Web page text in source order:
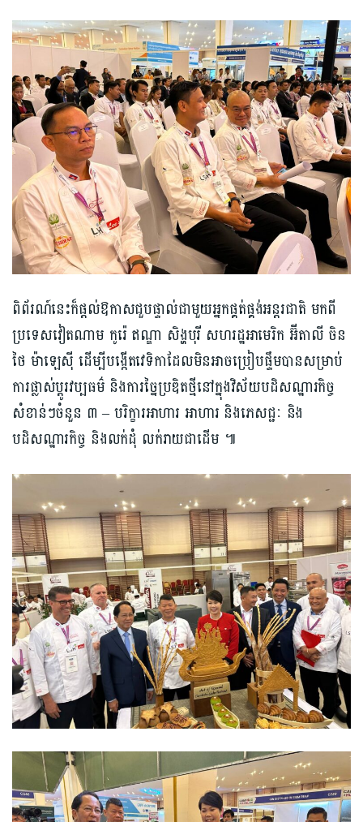
ពិព័រណ៍នេះក៏ផ្តល់ឱកាសជួបផ្ទាល់ជាមួយអ្នកផ្គត់ផ្គង់អន្តរជាតិ មកពី
ប្រទេសវៀតណាម កូរ៉េ ឥណ្ឌា សិង្ហបុរី សហរដ្ឋអាមេរិក អ៊ីតាលី ចិន
ថៃ ម៉ាឡេស៊ី ដើម្បីបង្កើតវេទិកាដែលមិនអាចប្រៀបផ្ទឹមបានសម្រាប់
ការផ្លាស់ប្តូរវប្បធម៌ និងការច្នៃប្រឌិតថ្មីនៅក្នុងវិស័យបដិសណ្ឋារកិច្ច
សំខាន់ៗចំនួន ៣ – បរិក្ខារអាហារ អាហារ និងភេសជ្ជៈ និង
បដិសណ្ឋារកិច្ច និងលក់ដុំ លក់រាយជាដើម ៕